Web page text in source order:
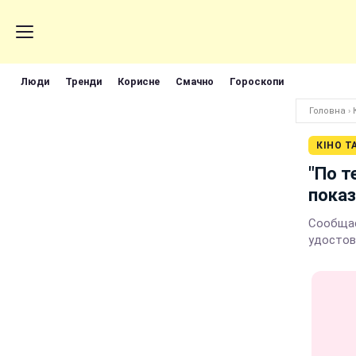
Люди Тренди Корисне Смачно Гороскопи
Головна ›
КІНО
"По